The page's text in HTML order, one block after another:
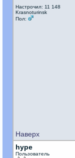
Настрочил: 11 148
Krasnoturinsk
Пол:
Наверх
hype
Пользователь